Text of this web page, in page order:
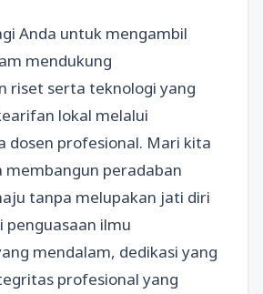
Anda untuk mengambil
mendukung
riset serta teknologi yang
lokal melalui
dosen profesional. Mari kita
membangun peradaban
tanpa melupakan jati diri
penguasaan ilmu
mendalam, dedikasi yang
profesional yang